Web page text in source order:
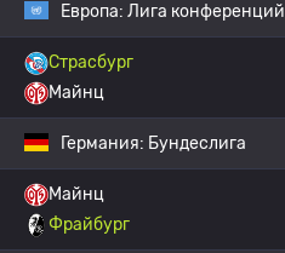
Европа: Лига конференций
Страсбург
Майнц
Германия: Бундеслига
Майнц
Фрайбург